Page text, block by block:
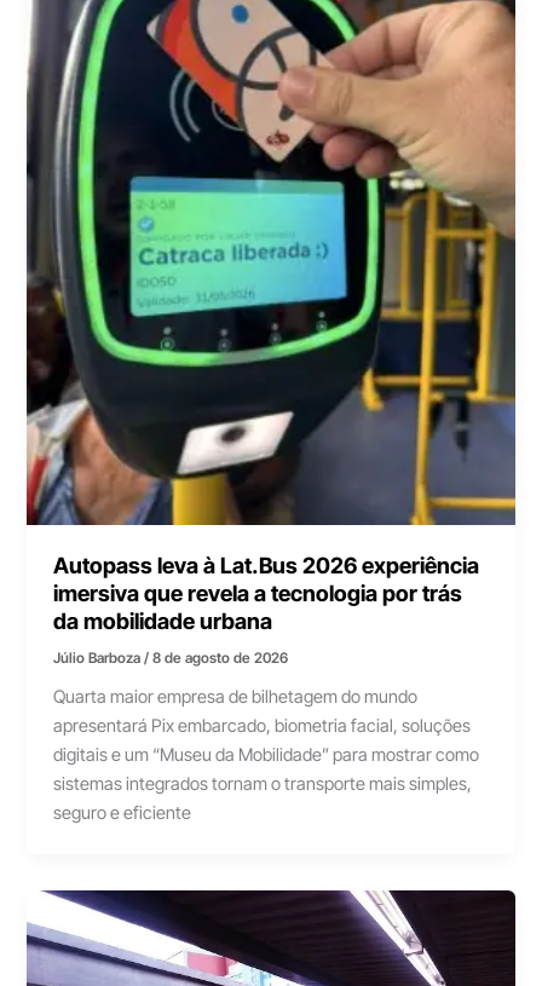
Autopass leva à Lat.Bus 2026 experiência
imersiva que revela a tecnologia por trás
da mobilidade urbana
Júlio Barboza/8 de agosto de 2026
Quarta maior empresa de bilhetagem do mundo
apresentará Pix embarcado, biometria facial, soluções
digitais e um “Museu da Mobilidade” para mostrar como
sistemas integrados tornam o transporte mais simples,
seguro e eficiente